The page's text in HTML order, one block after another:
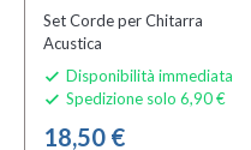
Set Corde per Chitarra
Acustica
 Disponibilità immediata
 Spedizione solo 6,90 €
18,50 €